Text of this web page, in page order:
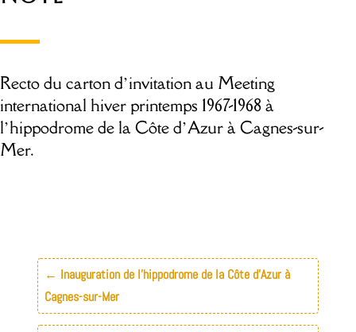
Recto du carton d’invitation au Meeting
international hiver printemps 1967-1968 à
l’hippodrome de la Côte d’Azur à Cagnes-sur-
Mer.
← Inauguration de l’hippodrome de la Côte d’Azur à
Cagnes-sur-Mer